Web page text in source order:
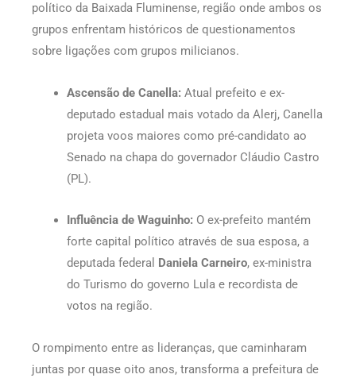
político da Baixada Fluminense, região onde ambos os
grupos enfrentam históricos de questionamentos
sobre ligações com grupos milicianos.
Ascensão de Canella: Atual prefeito e ex-
deputado estadual mais votado da Alerj, Canella
projeta voos maiores como pré-candidato ao
Senado na chapa do governador Cláudio Castro
(PL).
Influência de Waguinho: O ex-prefeito mantém
forte capital político através de sua esposa, a
deputada federal Daniela Carneiro, ex-ministra
do Turismo do governo Lula e recordista de
votos na região.
O rompimento entre as lideranças, que caminharam
juntas por quase oito anos, transforma a prefeitura de